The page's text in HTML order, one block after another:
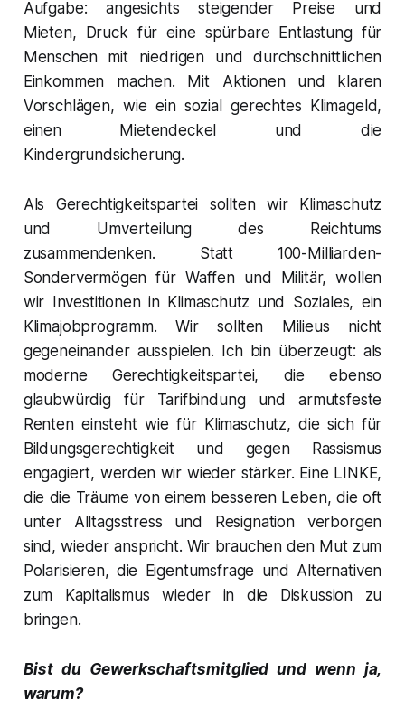
Aufgabe: angesichts steigender Preise und
Mieten, Druck für eine spürbare Entlastung für
Menschen mit niedrigen und durchschnittlichen
Einkommen machen. Mit Aktionen und klaren
Vorschlägen, wie ein sozial gerechtes Klimageld,
einen Mietendeckel und die
Kindergrundsicherung.
Als Gerechtigkeitspartei sollten wir Klimaschutz
und Umverteilung des Reichtums
zusammendenken. Statt 100-Milliarden-
Sondervermögen für Waffen und Militär, wollen
wir Investitionen in Klimaschutz und Soziales, ein
Klimajobprogramm. Wir sollten Milieus nicht
gegeneinander ausspielen. Ich bin überzeugt: als
moderne Gerechtigkeitspartei, die ebenso
glaubwürdig für Tarifbindung und armutsfeste
Renten einsteht wie für Klimaschutz, die sich für
Bildungsgerechtigkeit und gegen Rassismus
engagiert, werden wir wieder stärker. Eine LINKE,
die die Träume von einem besseren Leben, die oft
unter Alltagsstress und Resignation verborgen
sind, wieder anspricht. Wir brauchen den Mut zum
Polarisieren, die Eigentumsfrage und Alternativen
zum Kapitalismus wieder in die Diskussion zu
bringen.
Bist du Gewerkschaftsmitglied und wenn ja,
warum?